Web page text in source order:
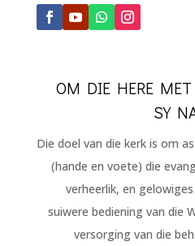
OM DIE HERE
SY
Die doel van die kerk is om
(hande en voete) die
verheerlik, en
suiwere bediening van die
versorging van die